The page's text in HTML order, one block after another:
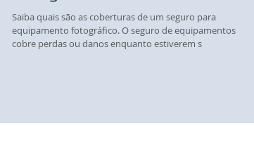
Saiba quais são as coberturas de um seguro para
equipamento fotográfico. O seguro de equipamentos
cobre perdas ou danos enquanto estiverem s